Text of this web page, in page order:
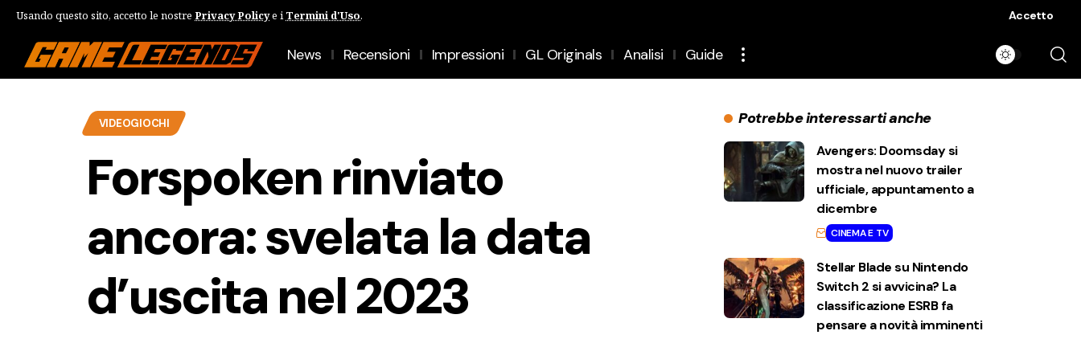
Usando questo sito, accetto le nostre Privacy Policye i Termini d'Uso. Accetto
News Recensioni Impressioni GL Originals Analisi Guide
VIDEOGIOCHI
Forspoken rinviato
ancora: svelata la data
d’uscita nel 2023
Potrebbe interessarti anche
Avengers: Doomsday si
mostra nel nuovo trailer
ufficiale, appuntamento a
dicembre
CINEMA E TV
Stellar Blade su Nintendo
Switch 2 si avvicina? La
classificazione ESRB fa
pensare a novità imminenti